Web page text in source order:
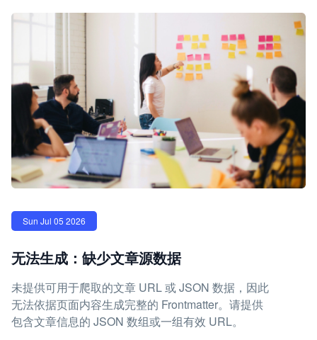
Sun Jul 05 2026
无法生成：缺少文章源数据
未提供可用于爬取的文章 URL 或 JSON 数据，因此
无法依据页面内容生成完整的 Frontmatter。请提供
包含文章信息的 JSON 数组或一组有效 URL。